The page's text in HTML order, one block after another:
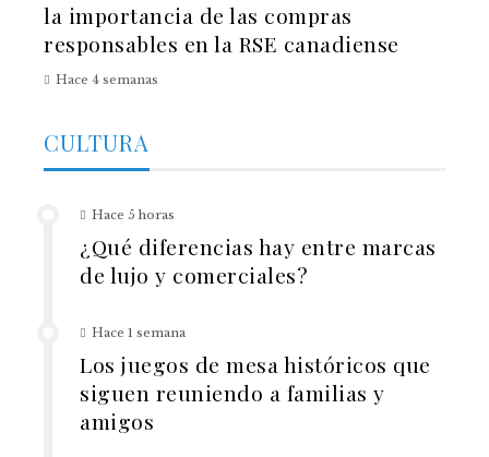
la importancia de las compras
responsables en la RSE canadiense
Hace 4 semanas
CULTURA
Hace 5 horas
¿Qué diferencias hay entre marcas
de lujo y comerciales?
Hace 1 semana
Los juegos de mesa históricos que
siguen reuniendo a familias y
amigos